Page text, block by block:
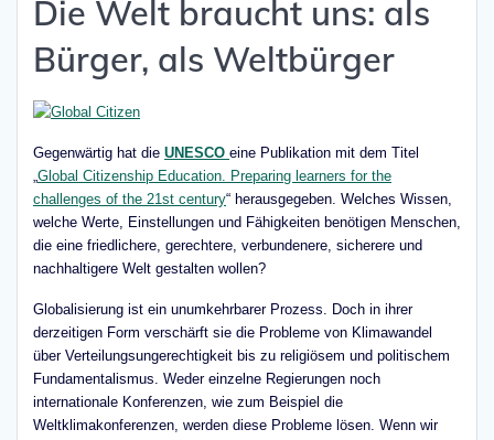
Die Welt braucht uns: als
Bürger, als Weltbürger
Gegenwärtig hat die UNESCO eine Publikation mit dem Titel
„Global Citizenship Education. Preparing learners for the
challenges of the 21st century“ herausgegeben. Welches Wissen,
welche Werte, Einstellungen und Fähigkeiten benötigen Menschen,
die eine friedlichere, gerechtere, verbundenere, sicherere und
nachhaltigere Welt gestalten wollen?
Globalisierung ist ein unumkehrbarer Prozess. Doch in ihrer
derzeitigen Form verschärft sie die Probleme von Klimawandel
über Verteilungsungerechtigkeit bis zu religiösem und politischem
Fundamentalismus. Weder einzelne Regierungen noch
internationale Konferenzen, wie zum Beispiel die
Weltklimakonferenzen, werden diese Probleme lösen. Wenn wir